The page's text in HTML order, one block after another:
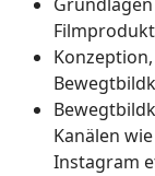
Kanälen
Instagram